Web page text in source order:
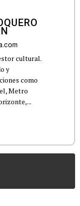
cultural.
y
como
Metro